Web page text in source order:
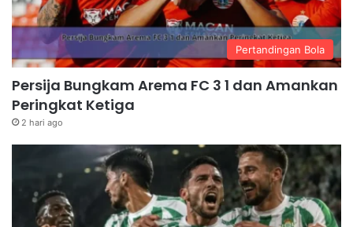
Pertandingan Bola
Persija Bungkam Arema FC 3 1 dan Amankan
Peringkat Ketiga
2 hari ago